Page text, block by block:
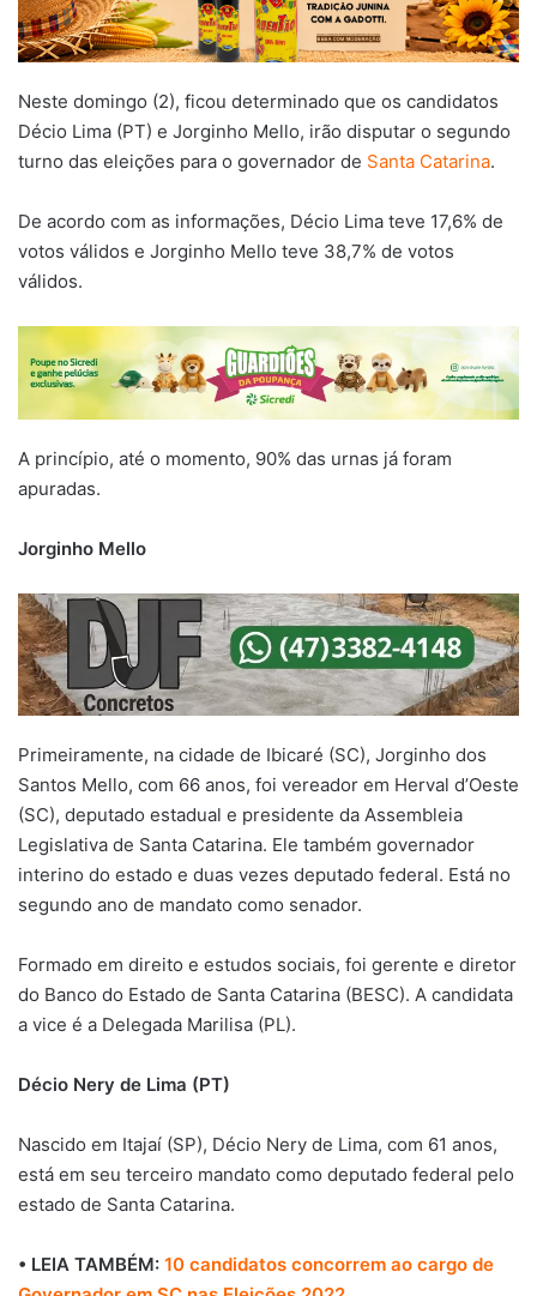
Neste domingo (2), ficou determinado que os candidatos
Décio Lima (PT) e Jorginho Mello, irão disputar o segundo
turno das eleições para o governador de Santa Catarina.
De acordo com as informações, Décio Lima teve 17,6% de
votos válidos e Jorginho Mello teve 38,7% de votos
válidos.
A princípio, até o momento, 90% das urnas já foram
apuradas.
Jorginho Mello
Primeiramente, na cidade de Ibicaré (SC), Jorginho dos
Santos Mello, com 66 anos, foi vereador em Herval d’Oeste
(SC), deputado estadual e presidente da Assembleia
Legislativa de Santa Catarina. Ele também governador
interino do estado e duas vezes deputado federal. Está no
segundo ano de mandato como senador.
Formado em direito e estudos sociais, foi gerente e diretor
do Banco do Estado de Santa Catarina (BESC). A candidata
a vice é a Delegada Marilisa (PL).
Décio Nery de Lima (PT)
Nascido em Itajaí (SP), Décio Nery de Lima, com 61 anos,
está em seu terceiro mandato como deputado federal pelo
estado de Santa Catarina.
• LEIA TAMBÉM: 10 candidatos concorrem ao cargo de